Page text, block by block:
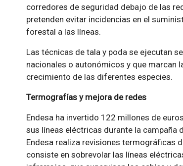
corredores de seguridad debajo de las
pretenden evitar incidencias en el
forestal a las líneas.
Las técnicas de tala y poda se ejecutan
nacionales o autonómicos y que marcan
crecimiento de las diferentes especies.
Termografías y mejora de redes
Endesa ha invertido 122 millones de
sus líneas eléctricas durante la campaña
Endesa realiza revisiones termográficas
consiste en sobrevolar las líneas